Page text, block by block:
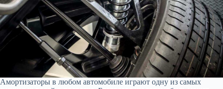
Амортизаторы в любом автомобиле играют одну из самых